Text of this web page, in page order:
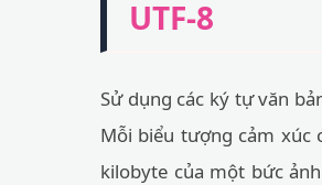
UTF-8
Sử dụng các ký tự văn
Mỗi biểu tượng cảm
kilobyte của một bức